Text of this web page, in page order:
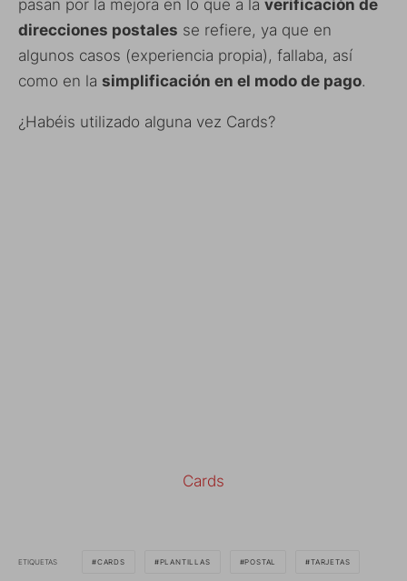
pasan por la mejora en lo que a la verificación de
direcciones postales se refiere, ya que en
algunos casos (experiencia propia), fallaba, así
como en la simplificación en el modo de pago.
¿Habéis utilizado alguna vez Cards?
Cards
ETIQUETAS CARDS PLANTILLAS POSTAL TARJETAS